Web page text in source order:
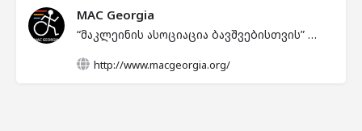
MAC Georgia
“მაკლეინის ასოციაცია ბავშვებისთვის” დაარსდა 2008 წელს და მისი მიზანია საქართველოში დაუცველი ადამიანების ცხოვრების გაუმჯობესება და მათი შესაძლებლობების მაქსიმალურად გამოსავლენად რესურსების და მომსახურებების უზრუნველყოფა. “მაკლეინის ასოციაცია ბავშვებისთვის” მიიჩნევს, რომ საზოგადოების ინიციატივებს გადამწყვეტი როლი აქვს შეზღუდული შესაძლებლობის მქონე და მათთან მომუშავე პირთათვის დახმარების მობილიზებასა და მხარდაჭერაში.
http://www.macgeorgia.org/